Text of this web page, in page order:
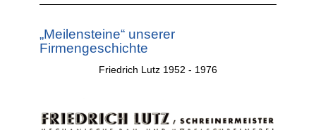
„Meilensteine“ unserer
Firmengeschichte
Friedrich Lutz 1952 - 1976